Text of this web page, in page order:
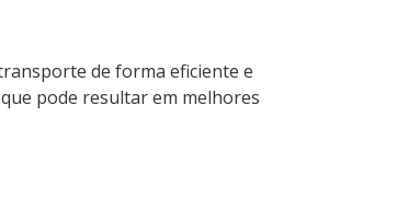
de forma eficiente e
pode resultar em melhores